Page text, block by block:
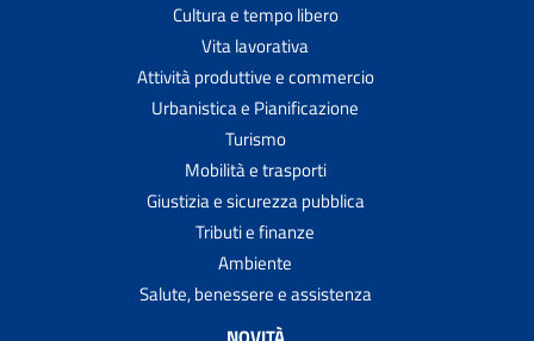
Cultura e tempo libero
Vita lavorativa
Attività produttive e commercio
Urbanistica e Pianificazione
Turismo
Mobilità e trasporti
Giustizia e sicurezza pubblica
Tributi e finanze
Ambiente
Salute, benessere e assistenza